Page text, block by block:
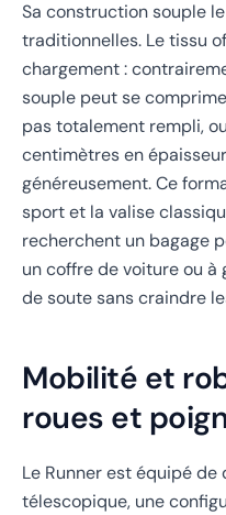
Sa construction souple
traditionnelles. Le tissu
chargement :
souple peut se
pas totalement rempli,
centimètres en
généreusement. Ce
sport et la valise
recherchent un bagage
un coffre de voiture ou
de soute sans craindre
Mobilité et
roues et
Le Runner est équipé de
télescopique, une